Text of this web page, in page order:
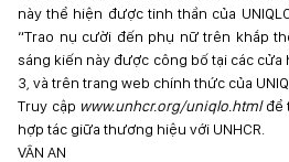
này thể hiện được tinh thần của
“Trao nụ cười đến phụ nữ trên khắp
sáng kiến ​​này được công bố tại các cửa
3, và trên trang web chính thức của
Truy cập www.unhcr.org/uniqlo.htmlđể
hợp tác giữa thương hiệu với UNHCR.
VÂN AN